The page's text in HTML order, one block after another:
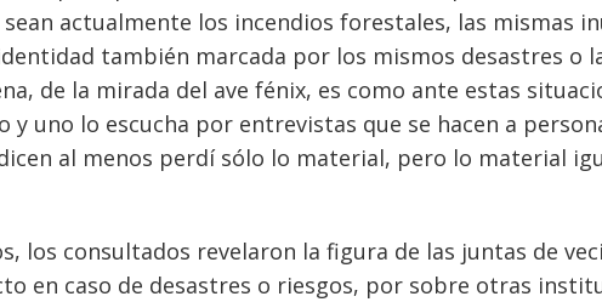
actualmente los incendios forestales, las mismas
también marcada por los mismos desastres o
de la mirada del ave fénix, es como ante estas
y uno lo escucha por entrevistas que se hacen a
al menos perdí sólo lo material, pero lo material
los consultados revelaron la figura de las juntas de
en caso de desastres o riesgos, por sobre otras